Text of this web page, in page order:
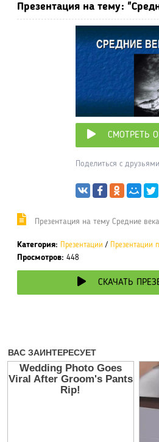
Презентация на тему:
СМОТРЕТЬ
Поделиться с
Презентация на тему Средние
Категория: Презентации / Презентации
Просмотров: 448
СКАЧАТЬ